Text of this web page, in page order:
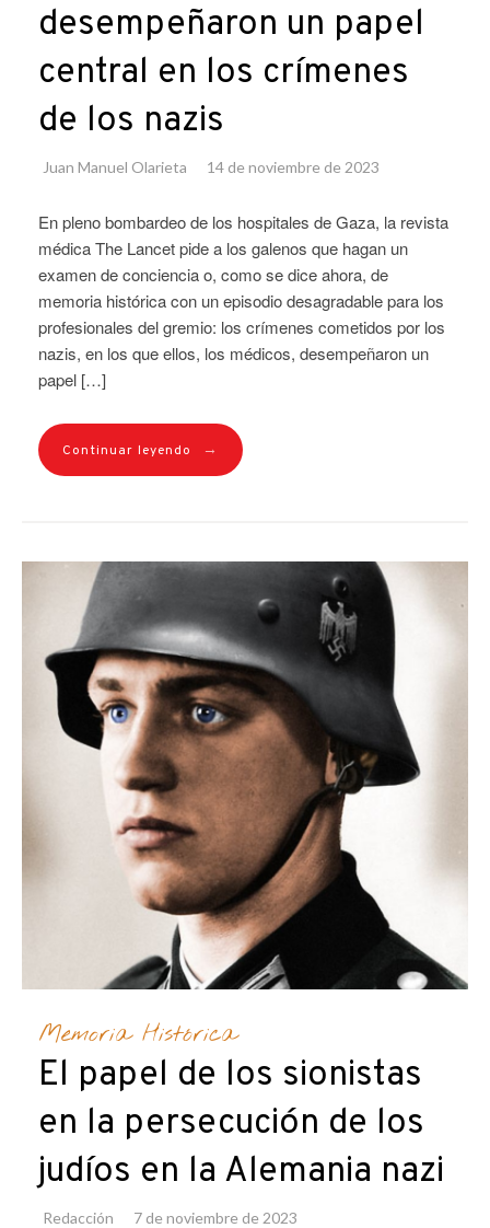
desempeñaron un papel
central en los crímenes
de los nazis
Juan Manuel Olarieta 14 de noviembre de 2023
En pleno bombardeo de los hospitales de Gaza, la revista
médica The Lancet pide a los galenos que hagan un
examen de conciencia o, como se dice ahora, de
memoria histórica con un episodio desagradable para los
profesionales del gremio: los crímenes cometidos por los
nazis, en los que ellos, los médicos, desempeñaron un
papel […]
Continuar leyendo →
Memoria Histórica
El papel de los sionistas
en la persecución de los
judíos en la Alemania nazi
Redacción 7 de noviembre de 2023